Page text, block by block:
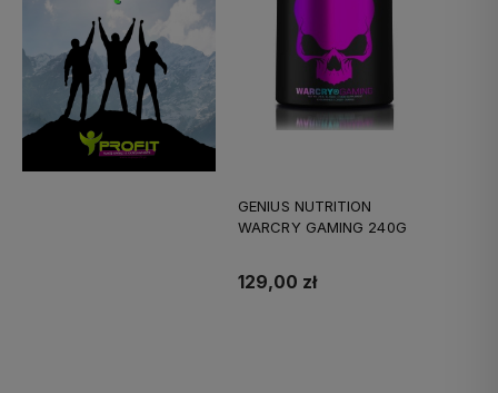
GENIUS NUTRITION
WARCRY GAMING 240G
129,00 zł